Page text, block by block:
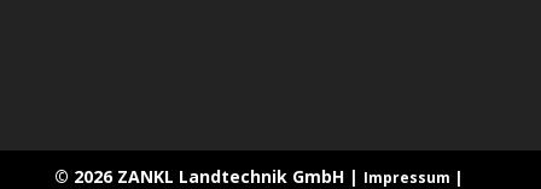
© 2026 ZANKL Landtechnik GmbH | Impressum |